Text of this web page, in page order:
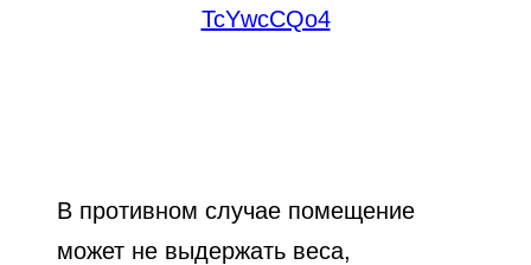
TcYwcCQo4
В противном случае помещение
может не выдержать веса,